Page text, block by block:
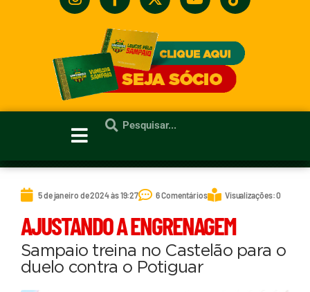
5 de janeiro de 2024 às 19:27 6 Comentários Visualizações: 0
AJUSTANDO A ENGRENAGEM
Sampaio treina no Castelão para o
duelo contra o Potiguar